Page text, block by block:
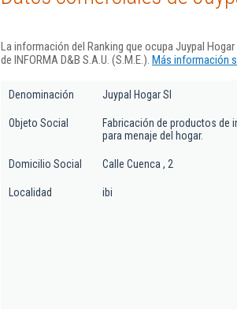
La información del Ranking que ocupa Juypal
de INFORMA D&B S.A.U. (S.M.E.). Más información
Denominación Juypal Hogar Sl
Objeto Social
Fabricación de productos de
para menaje del hogar.
Domicilio Social Calle Cuenca , 2
Localidad ibi